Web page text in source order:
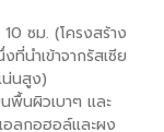
ซม. (โครงสร้าง
นำเข้าจากรัสเซีย
น่นสูง)
พื้นผิวเบาๆ และ
อลกอฮอล์และผง